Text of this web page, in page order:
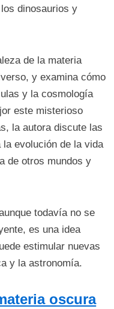
dinosaurios y
de la materia
y examina cómo
y la cosmología
este misterioso
la autora discute las
evolución de la vida
de otros mundos y
todavía no se
es una idea
estimular nuevas
y la astronomía.
oscura